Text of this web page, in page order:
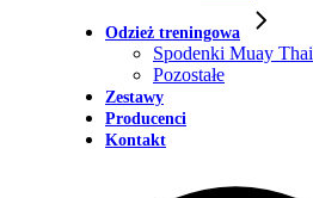
Odzież treningowa
Spodenki Muay Thai
Pozostałe
Zestawy
Producenci
Kontakt